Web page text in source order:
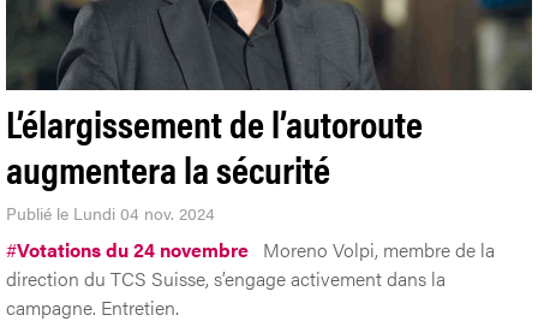
L’élargissement de l’autoroute
augmentera la sécurité
Publié le Lundi 04 nov. 2024
#Votations du 24 novembre Moreno Volpi, membre de la
direction du TCS Suisse, s’engage activement dans la
campagne. Entretien.